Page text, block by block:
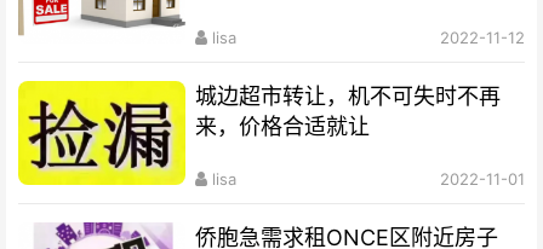
lisa 2022-11-12
城边超市转让，机不可失时不再
来，价格合适就让
lisa 2022-11-01
侨胞急需求租ONCE区附近房子